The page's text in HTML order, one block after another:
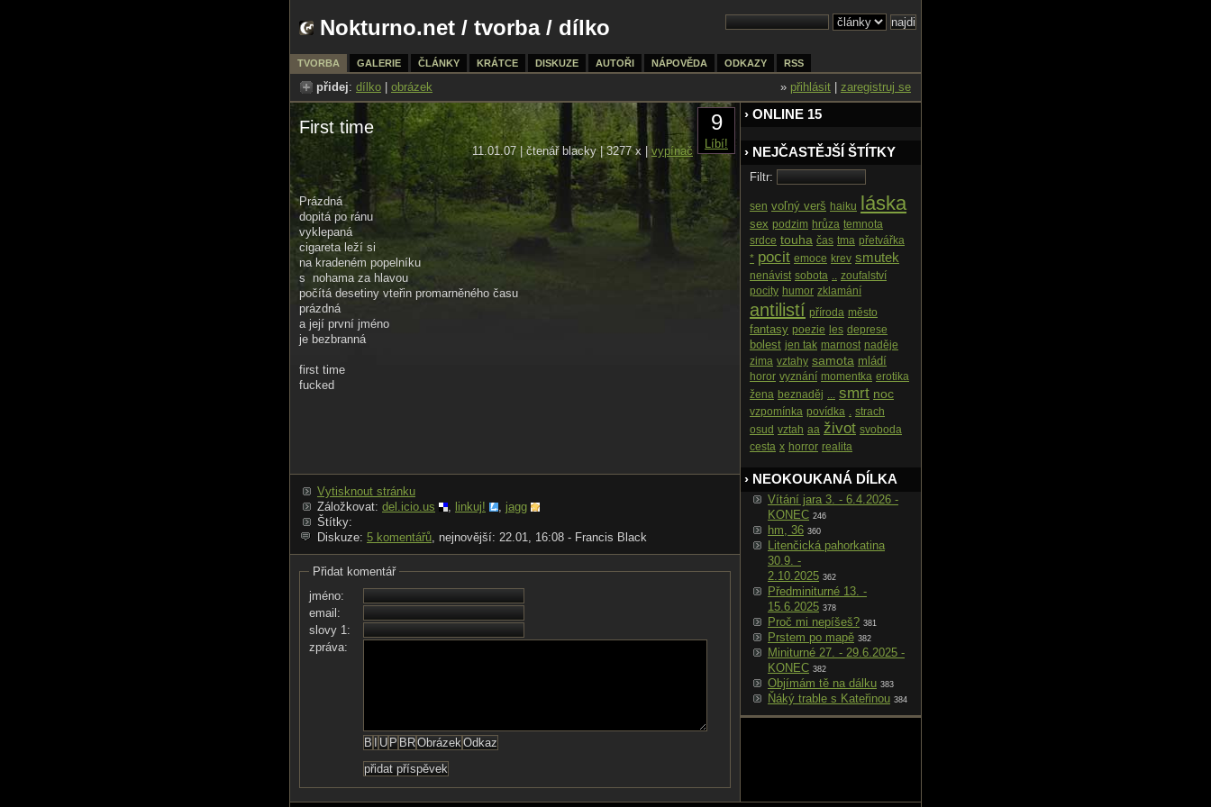
Nokturno.net / tvorba/ dílko
TVORBA GALERIE ČLÁNKY KRÁTCE DISKUZE AUTOŘI NÁPOVĚDA ODKAZY RSS
přidej: dílko obrázek » přihlásit zaregistruj se
9
Líbí!
First time
11.01.07 | čtenář blacky | 3277 x |vypínač
Prázdná
dopitá po ránu
vyklepaná
cigareta leží si
na kradeném popelníku
s nohama za hlavou
počítá desetiny vteřin promarněného času
prázdná
a její první jméno
je bezbranná
first time
fucked
Vytisknout stránku
Záložkovat: del.icio.us , linkuj! , jagg
Štítky:
Diskuze: 5 komentářů, nejnovější: 22.01, 16:08 - Francis Black
Přidat komentář
jméno:
email:
slovy 1:
zpráva:
› ONLINE 15
› NEJČASTĚJŠÍ ŠTÍTKY
Filtr:
sen voľný verš haiku láska
sex podzim hrůza temnota
srdce touha čas tma přetvářka
* pocit emoce krev smutek
nenávist sobota .. zoufalství
pocity humor zklamání
antilistí příroda město
fantasy poezie les deprese
bolest jen tak marnost naděje
zima vztahy samota mládí
horor vyznání momentka erotika
žena beznaděj ... smrt noc
vzpomínka povídka . strach
osud vztah aa život svoboda
cesta x horror realita
› NEOKOUKANÁ DÍLKA
Vítání jara 3. - 6.4.2026 -
KONEC 246
hm, 36 360
Litenčická pahorkatina
30.9. -
2.10.2025 362
Předminiturné 13. -
15.6.2025 378
Proč mi nepíšeš? 381
Prstem po mapě 382
Miniturné 27. - 29.6.2025 -
KONEC 382
Objímám tě na dálku 383
Ňáký trable s Kateřinou 384